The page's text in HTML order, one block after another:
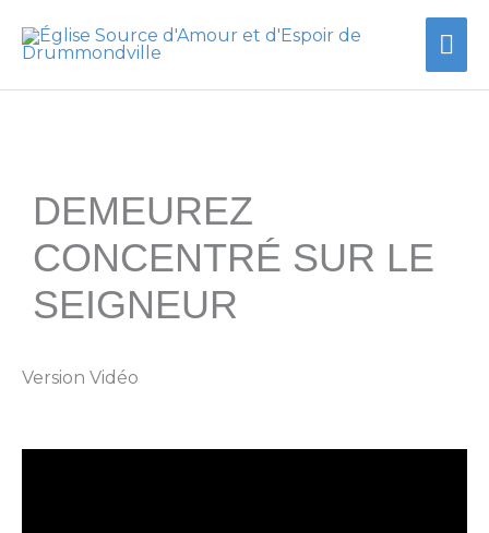
DEMEUREZ
CONCENTRÉ SUR LE
SEIGNEUR
Version Vidéo